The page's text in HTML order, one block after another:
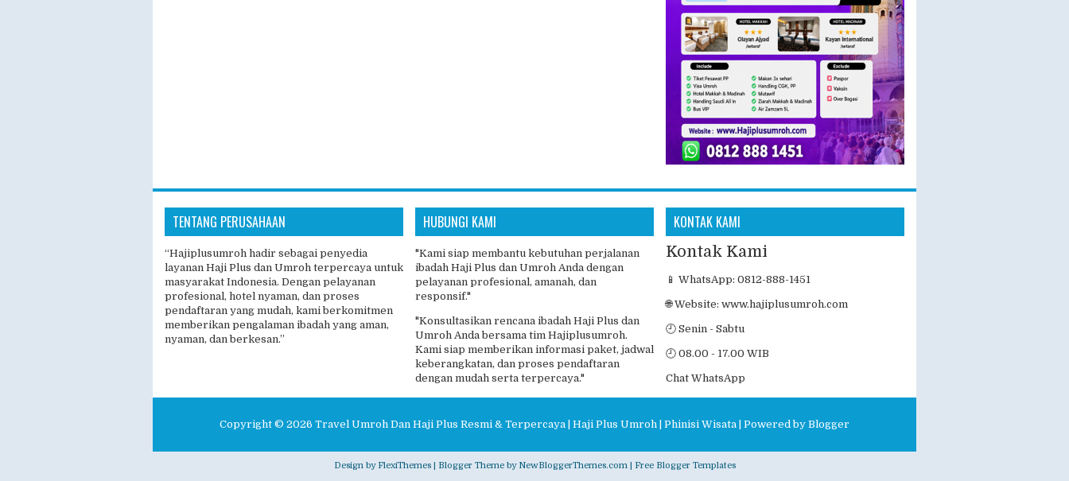
TENTANG PERUSAHAAN
“Hajiplusumroh hadir sebagai penyedia
layanan Haji Plus dan Umroh terpercaya untuk
masyarakat Indonesia. Dengan pelayanan
profesional, hotel nyaman, dan proses
pendaftaran yang mudah, kami berkomitmen
memberikan pengalaman ibadah yang aman,
nyaman, dan berkesan.”
HUBUNGI KAMI
"Kami siap membantu kebutuhan perjalanan
ibadah Haji Plus dan Umroh Anda dengan
pelayanan profesional, amanah, dan
responsif."
"Konsultasikan rencana ibadah Haji Plus dan
Umroh Anda bersama tim Hajiplusumroh.
Kami siap memberikan informasi paket, jadwal
keberangkatan, dan proses pendaftaran
dengan mudah serta terpercaya."
KONTAK KAMI
Kontak Kami
📱 WhatsApp: 0812-888-1451
🌐 Website: www.hajiplusumroh.com
🕘 Senin - Sabtu
🕘 08.00 - 17.00 WIB
Chat WhatsApp
Copyright © 2026 Travel Umroh Dan Haji Plus Resmi & Terpercaya | Haji Plus Umroh | Phinisi Wisata | Powered by Blogger
Design by FlexiThemes| Blogger Theme by NewBloggerThemes.com| Free Blogger Templates